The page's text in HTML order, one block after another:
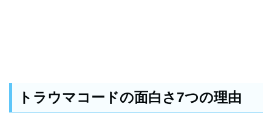
トラウマコードの面白さ7つの理由